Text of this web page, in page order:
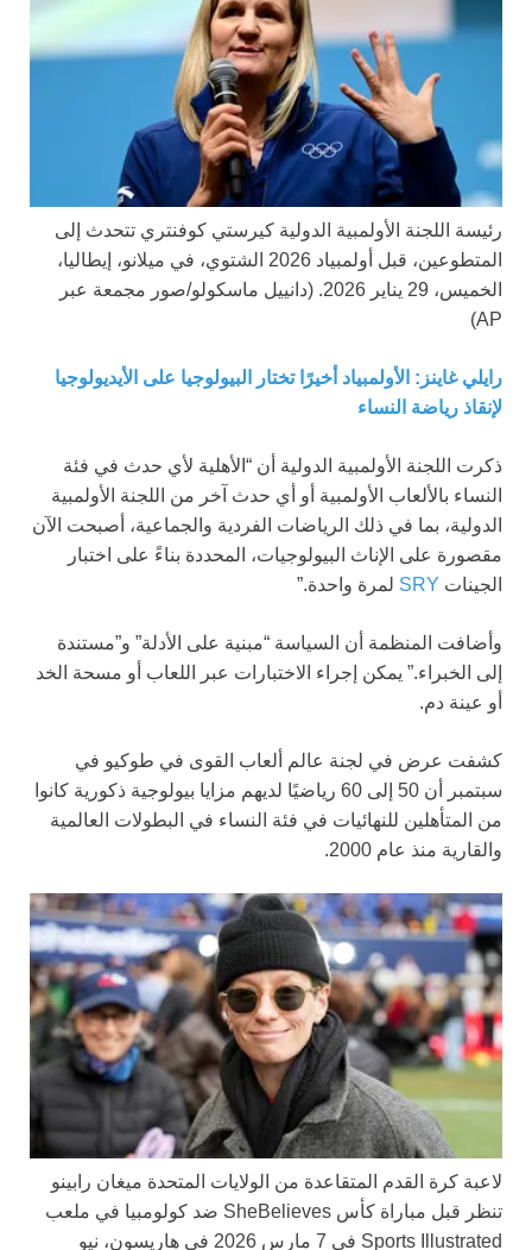
رئيسة اللجنة الأولمبية الدولية كيرستي كوفنتري تتحدث إلى
المتطوعين، قبل أولمبياد 2026 الشتوي، في ميلانو، إيطاليا،
الخميس، 29 يناير 2026.
(دانييل ماسكولو/صور مجمعة عبر
AP)
رايلي غاينز: الأولمبياد أخيرًا تختار البيولوجيا على الأيديولوجيا
لإنقاذ رياضة النساء
ذكرت اللجنة الأولمبية الدولية أن “الأهلية لأي حدث في فئة
النساء بالألعاب الأولمبية أو أي حدث آخر من اللجنة الأولمبية
الدولية، بما في ذلك الرياضات الفردية والجماعية، أصبحت الآن
مقصورة على الإناث البيولوجيات، المحددة بناءً على اختبار
الجينات SRY لمرة واحدة.”
وأضافت المنظمة أن السياسة “مبنية على الأدلة” و”مستندة
إلى الخبراء.” يمكن إجراء الاختبارات عبر اللعاب أو مسحة الخد
أو عينة دم.
كشفت عرض في لجنة عالم ألعاب القوى في طوكيو في
سبتمبر أن 50 إلى 60 رياضيًا لديهم مزايا بيولوجية ذكورية كانوا
من المتأهلين للنهائيات في فئة النساء في البطولات العالمية
والقارية منذ عام 2000.
لاعبة كرة القدم المتقاعدة من الولايات المتحدة ميغان رابينو
تنظر قبل مباراة كأس SheBelieves ضد كولومبيا في ملعب
Sports Illustrated في 7 مارس 2026 في هاريسون، نيو